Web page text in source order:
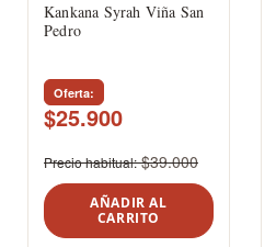
Kankana Syrah Viña San
Pedro
Oferta
$25.900
Precio habitual $39.000
AÑADIR AL
CARRITO